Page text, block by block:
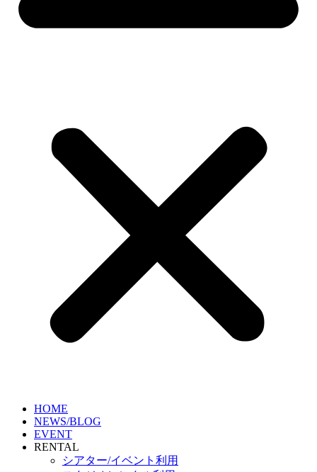
HOME
NEWS/BLOG
EVENT
RENTAL
シアター/イベント利用